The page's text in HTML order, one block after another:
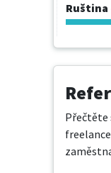
Ruština
Přečtěte